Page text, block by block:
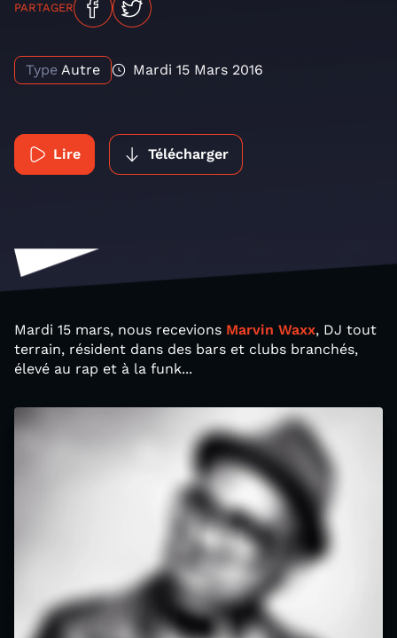
PARTAGER
Type Autre Mardi 15 Mars 2016
Lire Télécharger
Mardi 15 mars, nous recevions Marvin Waxx, DJ tout
terrain, résident dans des bars et clubs branchés,
élevé au rap et à la funk...